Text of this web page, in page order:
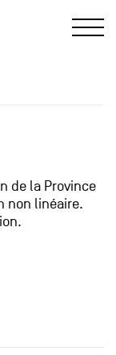
de la Province
non linéaire.